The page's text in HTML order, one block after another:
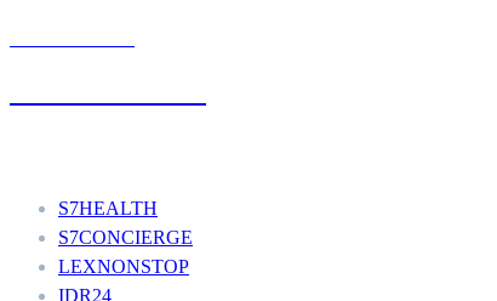
S7HEALTH
S7CONCIERGE
LEXNONSTOP
IDR24